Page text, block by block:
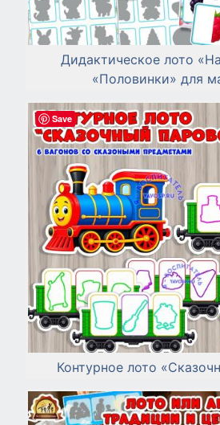
Дидактическое лото
«Половинки» для
Контурное лото
Save